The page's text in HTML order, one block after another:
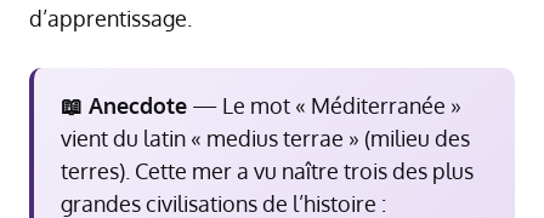
d’apprentissage.
📖 Anecdote — Le mot « Méditerranée »
vient du latin « medius terrae » (milieu des
terres). Cette mer a vu naître trois des plus
grandes civilisations de l’histoire :